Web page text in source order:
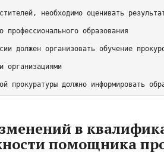
необходимо оценивать
образования
должен организовать обучение
организациями
в
помощника